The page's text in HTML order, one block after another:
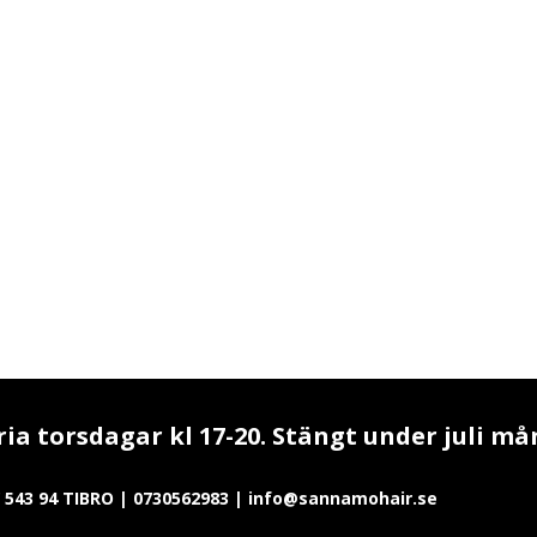
torsdagar kl 17-20. Stängt under juli
94 TIBRO | 0730562983 | info@sannamohair.se